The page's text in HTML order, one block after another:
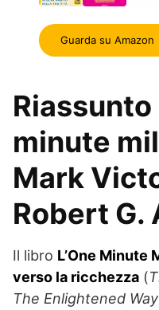
Guarda su Amazon
Riassunto
minute
Mark
Robert G.
Il libro L’One Minute
verso la ricchezza (
The Enlightened